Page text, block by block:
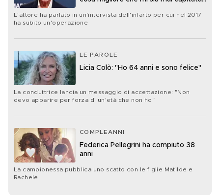
L'attore ha parlato in un'intervista dell'infarto per cui nel 2017
ha subito un'operazione
LE PAROLE
Licia Colò: "Ho 64 anni e sono felice"
La conduttrice lancia un messaggio di accettazione: "Non
devo apparire per forza di un'età che non ho"
COMPLEANNI
Federica Pellegrini ha compiuto 38
anni
La campionessa pubblica uno scatto con le figlie Matilde e
Rachele